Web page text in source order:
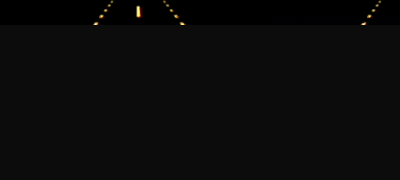
Créer un site internet avec